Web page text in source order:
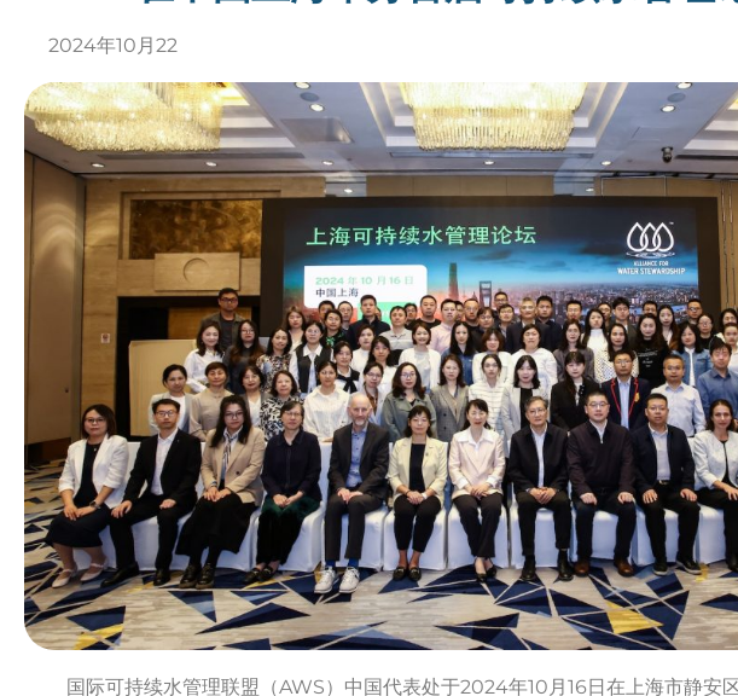
2024年10月22
国际可持续水管理联盟（AWS）中国代表处于2024年10月16日在上海市静安